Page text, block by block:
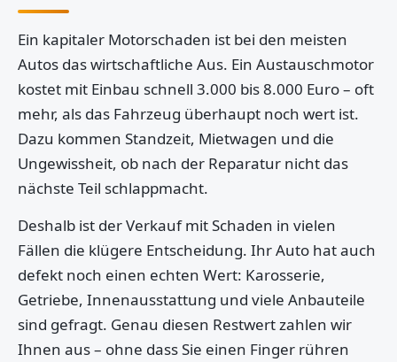
Ein kapitaler Motorschaden ist bei den meisten
Autos das wirtschaftliche Aus. Ein Austauschmotor
kostet mit Einbau schnell 3.000 bis 8.000 Euro – oft
mehr, als das Fahrzeug überhaupt noch wert ist.
Dazu kommen Standzeit, Mietwagen und die
Ungewissheit, ob nach der Reparatur nicht das
nächste Teil schlappmacht.
Deshalb ist der Verkauf mit Schaden in vielen
Fällen die klügere Entscheidung. Ihr Auto hat auch
defekt noch einen echten Wert: Karosserie,
Getriebe, Innenausstattung und viele Anbauteile
sind gefragt. Genau diesen Restwert zahlen wir
Ihnen aus – ohne dass Sie einen Finger rühren